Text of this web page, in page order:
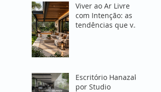
Viver ao Ar Livre
com Intenção: as
tendências que vão
Escritório Hanazaki
por Studio